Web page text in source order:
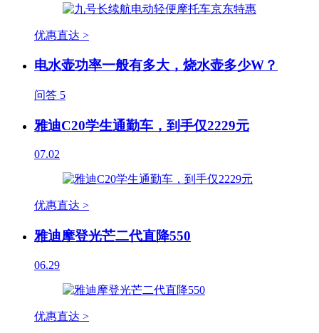
优惠直达 >
电水壶功率一般有多大，烧水壶多少W？
问答 5
雅迪C20学生通勤车，到手仅2229元
07.02
优惠直达 >
雅迪摩登光芒二代直降550
06.29
优惠直达 >